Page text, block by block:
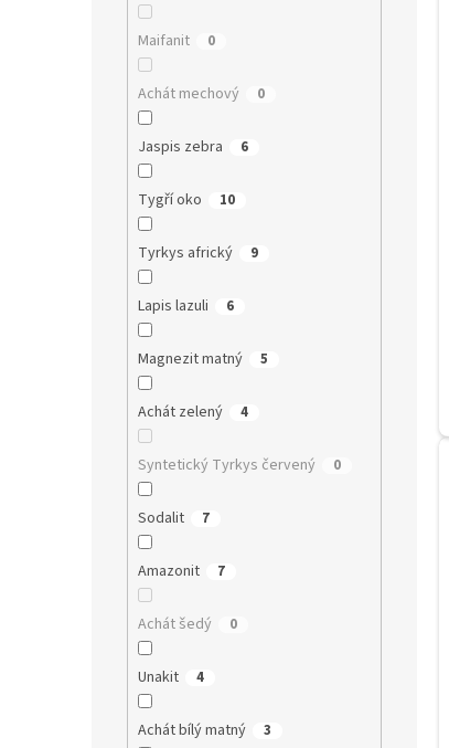
Maifanit 0
Achát mechový 0
Jaspis zebra 6
Tygří oko 10
Tyrkys africký 9
Lapis lazuli 6
Magnezit matný 5
Achát zelený 4
Syntetický Tyrkys červený 0
Sodalit 7
Amazonit 7
Achát šedý 0
Unakit 4
Achát bílý matný 3